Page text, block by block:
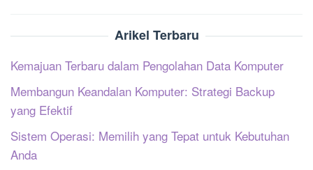
Arikel Terbaru
Kemajuan Terbaru dalam Pengolahan Data Komputer
Membangun Keandalan Komputer: Strategi Backup
yang Efektif
Sistem Operasi: Memilih yang Tepat untuk Kebutuhan
Anda